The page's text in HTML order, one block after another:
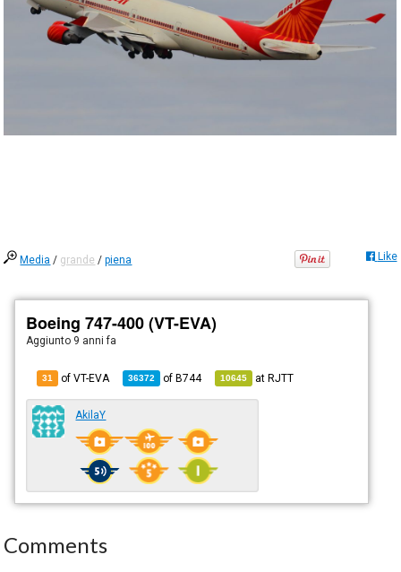
Media / grande /piena Like
Boeing 747-400 (VT-EVA)
Aggiunto 9 anni fa
31 of VT-EVA 36372 ofB744 10645 atRJTT
AkilaY
Comments